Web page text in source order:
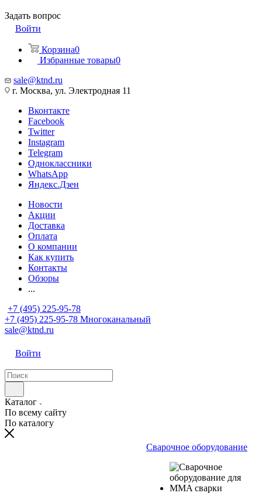
Задать вопрос
Войти
Корзина0
Избранные товары0
sale@ktnd.ru
г. Москва, ул. Электродная 11
Вконтакте
Facebook
Twitter
Instagram
Telegram
Одноклассники
WhatsApp
Яндекс.Дзен
Новости
Акции
Доставка
Оплата
О компании
Как купить
Контакты
Обзоры
...
+7 (495) 225-95-78
+7 (495) 225-95-78 Многоканальный
sale@ktnd.ru
Войти
Каталог
По всему сайту
По каталогу
Сварочное оборудование